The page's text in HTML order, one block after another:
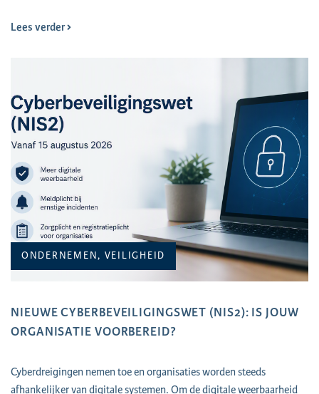
Lees verder
ONDERNEMEN, VEILIGHEID
NIEUWE CYBERBEVEILIGINGSWET (NIS2): IS JOUW
ORGANISATIE VOORBEREID?
Cyberdreigingen nemen toe en organisaties worden steeds
afhankelijker van digitale systemen. Om de digitale weerbaarheid